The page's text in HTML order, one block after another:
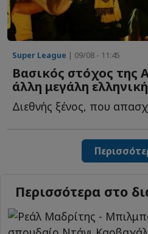
Super League | 09/08 - 11:45
Βασικός στόχος της
άλλη μεγάλη
Περισσότερα στο